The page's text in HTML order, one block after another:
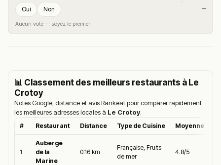
Oui Non
Aucun vote — soyez le premier
—
📊 Classement des meilleurs restaurants à Le
Crotoy
Notes Google, distance et avis Rankeat pour comparer rapidement
les meilleures adresses locales à Le Crotoy.
# Restaurant Distance Type de Cuisine Moyenne
1
Auberge
de la
Marine
0.16 km
Française, Fruits
de mer
4.8/5